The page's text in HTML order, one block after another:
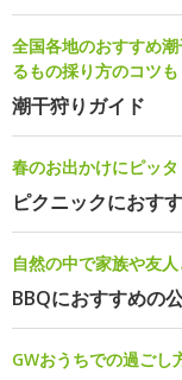
全国各地のおすすめ
るもの採り方のコツも
潮干狩りガイド
春のお出かけにピッタ
ピクニックにおす
自然の中で家族や友
BBQにおすすめの
GWおうちでの過ごし